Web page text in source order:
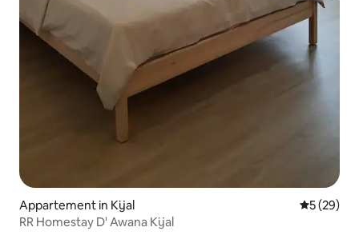
Appartement in Kijal
5 (29)
RR Homestay D' Awana Kijal